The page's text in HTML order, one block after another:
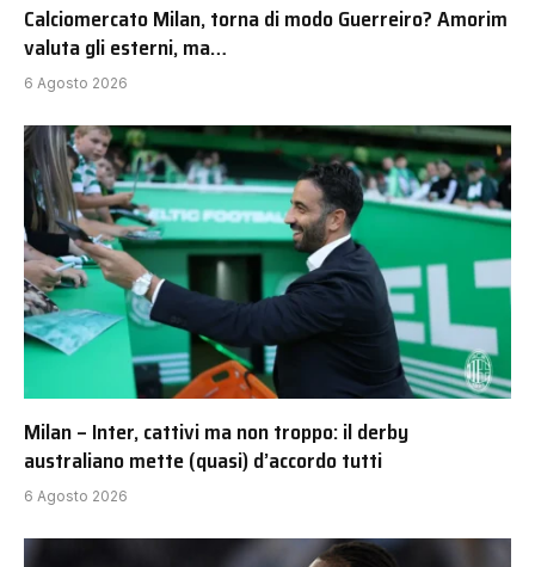
Calciomercato Milan, torna di modo Guerreiro? Amorim
valuta gli esterni, ma…
6 Agosto 2026
Milan – Inter, cattivi ma non troppo: il derby
australiano mette (quasi) d’accordo tutti
6 Agosto 2026